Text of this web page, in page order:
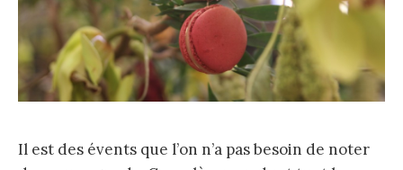
Il est des évents que l’on n’a pas besoin de noter